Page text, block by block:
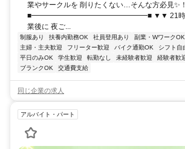
業やサークルを 削りたくない…そんな方必見✨！
■━━━━━━━━━━━━━━━━■ ▼▼ 21時スタ
業後に 夜ご...
制服あり 扶養内勤務OK 社員登用あり 副業・WワークOK
主婦・主夫歓迎
フリーター歓迎 バイク通勤OK シフト自
平日のみOK
学生歓迎 転勤なし 未経験者歓迎 経験者歓
ブランクOK
交通費支給
同じ企業の求人
アルバイト・パート